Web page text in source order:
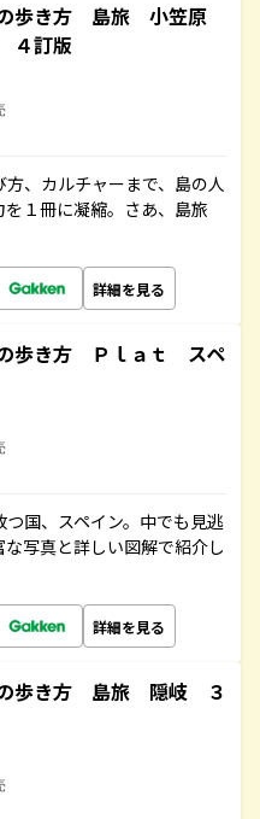
歩き方 島旅 小笠原
訂版
、カルチャーまで、島の人
１冊に凝縮。さあ、島旅
詳細を見る
歩き方 Ｐｌａｔ スペ
国、スペイン。中でも見逃
写真と詳しい図解で紹介し
詳細を見る
歩き方 島旅 隠岐 ３